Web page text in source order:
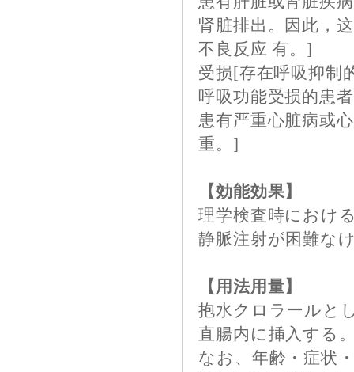
肾脏排出。因此，
不良反应 有。]
受损[存在呼吸抑制
呼吸功能受损的患
患有严重心脏病或
重。]
【効能効果】
理学検査時におけ
静脈注射が困難な
【用法用量】
抱水クロラールと
直腸内に挿入する
なお、年齢・症状